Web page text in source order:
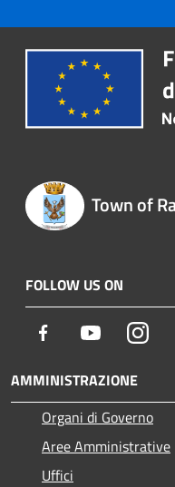
Town of
FOLLOW US ON
Facebook Youtube
AMMINISTRAZIONE
Organi di Governo
Aree Amministrative
Uffici